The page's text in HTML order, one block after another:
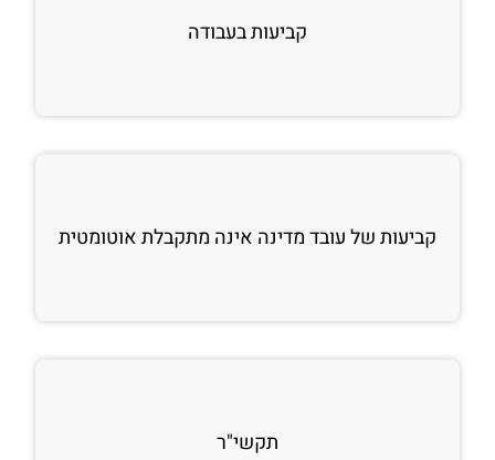
קביעות בעבודה
קביעות של עובד מדינה אינה מתקבלת אוטומטית
תקשי"ר